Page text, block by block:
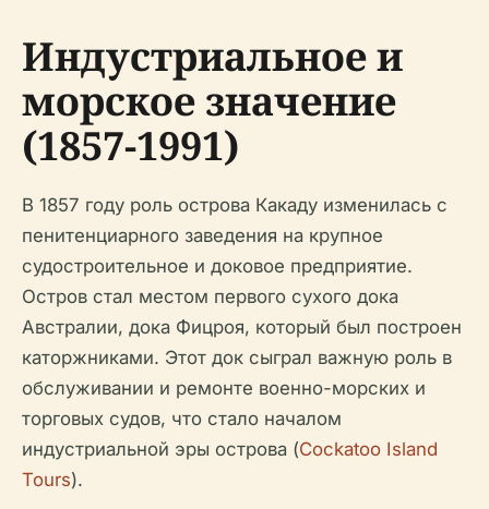
Индустриальное и
морское значение
(1857-1991)
В 1857 году роль острова Какаду изменилась с
пенитенциарного заведения на крупное
судостроительное и доковое предприятие.
Остров стал местом первого сухого дока
Австралии, дока Фицроя, который был построен
каторжниками. Этот док сыграл важную роль в
обслуживании и ремонте военно-морских и
торговых судов, что стало началом
индустриальной эры острова (Cockatoo Island
Tours).